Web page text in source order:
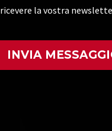
ricevere la vostra